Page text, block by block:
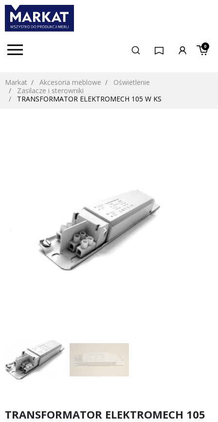
0
Markat Akcesoria meblowe
Oświetlenie
Zasilacze i sterowniki
TRANSFORMATOR ELEKTROMECH 105 W KS
Następny
keyboard_arrow_right
TRANSFORMATOR ELEKTROMECH 105